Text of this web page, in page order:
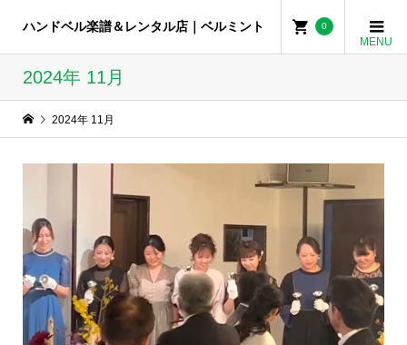
ハンドベル楽譜＆レンタル店｜ベルミント 0
2024年 11月
2024年 11月